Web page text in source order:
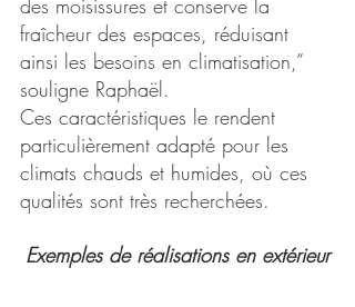
des moisissures et conserve la
fraîcheur des espaces, réduisant
ainsi les besoins en climatisation,”
souligne Raphaël.
Ces caractéristiques le rendent
particulièrement adapté pour les
climats chauds et humides, où ces
qualités sont très recherchées.
Exemples de réalisations en extérieur